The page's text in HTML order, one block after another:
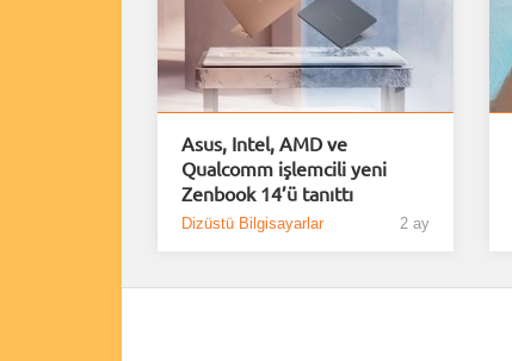
Asus, Intel, AMD ve
Qualcomm işlemcili yeni
Zenbook 14’ü tanıttı
Dizüstü Bilgisayarlar 2 ay